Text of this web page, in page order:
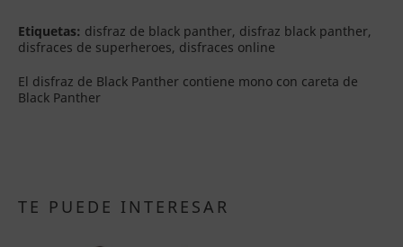
Etiquetas: disfraz de black panther, disfraz black panther,
disfraces de superheroes, disfraces online
El disfraz de Black Panther contiene mono con careta de
Black Panther
TE PUEDE INTERESAR